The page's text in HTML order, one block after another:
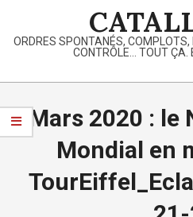
content
ORDRES SPONTANÉS, COMPLOTS,
CONTRÔLE… TOUT ÇA.
Primary
Menu
Mars 2020 : le
Mondial en